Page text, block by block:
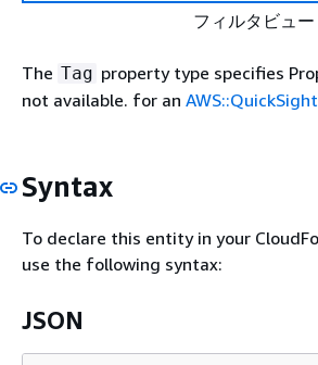
フィルタビュー
The Tag property type specifies
not available. for an
Syntax
To declare this entity in your
use the following syntax:
JSON